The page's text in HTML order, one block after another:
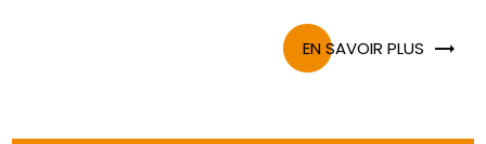
EN SAVOIR PLUS